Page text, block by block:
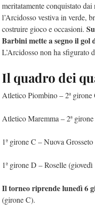
meritatamente conquistato
l’Arcidosso vestiva in verde,
costruire gioco e occasioni.
Barbini mette a segno il gol
L’Arcidosso non ha sfigurato
Il quadro dei
Atletico Piombino – 2ª
Atletico Maremma –
1ª girone C – Nuova
1ª girone D – Roselle (giovedì
Il torneo riprende lunedì 6
(girone C).